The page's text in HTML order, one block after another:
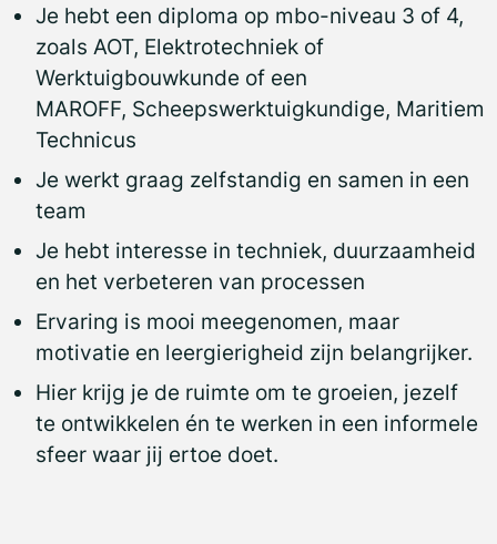
Je hebt een diploma op mbo-niveau 3 of 4,
zoals AOT, Elektrotechniek of
Werktuigbouwkunde of een
MAROFF, Scheepswerktuigkundige, Maritiem
Technicus
Je werkt graag zelfstandig en samen in een
team
Je hebt interesse in techniek, duurzaamheid
en het verbeteren van processen
Ervaring is mooi meegenomen, maar
motivatie en leergierigheid zijn belangrijker.
Hier krijg je de ruimte om te groeien, jezelf
te ontwikkelen én te werken in een informele
sfeer waar jij ertoe doet.